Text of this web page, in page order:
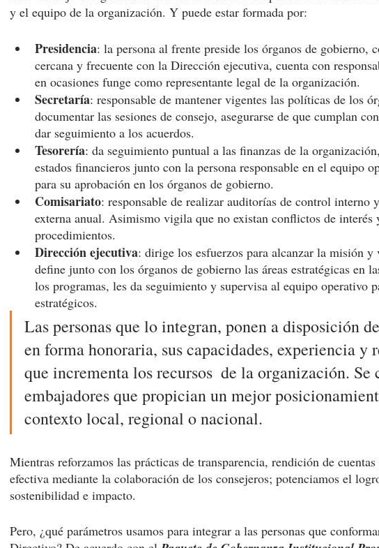
y el equipo de la organización. Y puede estar formada por:
Presidencia: la persona al frente preside los órganos de gobierno,
cercana y frecuente con la Dirección ejecutiva, cuenta con
en ocasiones funge como representante legal de la organización.
Secretaría: responsable de mantener vigentes las políticas de los
documentar las sesiones de consejo, asegurarse de que cumplan
dar seguimiento a los acuerdos.
Tesorería: da seguimiento puntual a las finanzas de la
estados financieros junto con la persona responsable en el equipo
para su aprobación en los órganos de gobierno.
Comisariato: responsable de realizar auditorías de control interno
externa anual. Asimismo vigila que no existan conflictos de interés
procedimientos.
Dirección ejecutiva: dirige los esfuerzos para alcanzar la misión
define junto con los órganos de gobierno las áreas estratégicas en
los programas, les da seguimiento y supervisa al equipo operativo
estratégicos.
Las personas que lo integran, ponen a disposición
en forma honoraria, sus capacidades, experiencia y
que incrementa los recursos  de la organización. Se
embajadores que propician un mejor
contexto local, regional o nacional.
Mientras reforzamos las prácticas de transparencia, rendición de
efectiva mediante la colaboración de los consejeros; potenciamos el
sostenibilidad e impacto.
Pero, ¿qué parámetros usamos para integrar a las personas que